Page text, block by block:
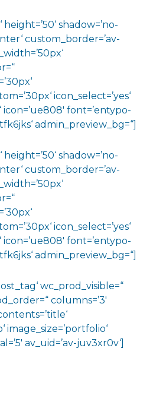
height=’50‘ shadow=’no-
custom_border=’av-
icon_select=’yes‘
font=’entypo-
admin_preview_bg=“]
height=’50‘ shadow=’no-
custom_border=’av-
icon_select=’yes‘
font=’entypo-
admin_preview_bg=“]
wc_prod_visible=“
columns=’3′
image_size=’portfolio‘
av_uid=’av-juv3xr0v‘]